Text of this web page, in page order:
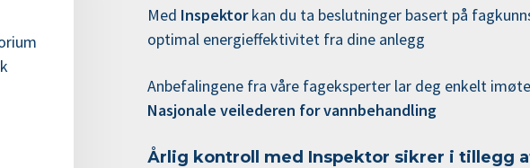
Med Inspektorkan du ta beslutninger basert på
optimal energieffektivitet fra dine anlegg
Anbefalingene fra våre fageksperter lar deg enkelt
Nasjonale veilederen for vannbehandling
Årlig kontroll med Inspektor sikrer i tillegg